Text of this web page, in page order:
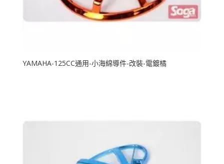
YAMAHA-125CC通用-小海綿導件-改裝-電鍍橘